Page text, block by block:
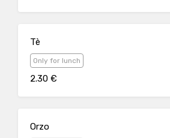
Tè
Only for lunch
2.30 €
Orzo